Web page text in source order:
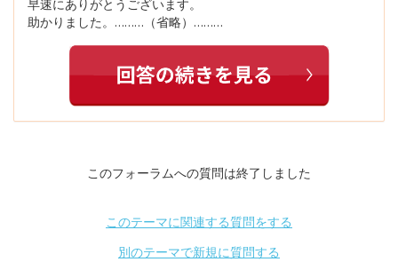
早速にありがとうございます。
助かりました。………（省略）………
このフォーラムへの質問は終了しました
このテーマに関連する質問をする
別のテーマで新規に質問する